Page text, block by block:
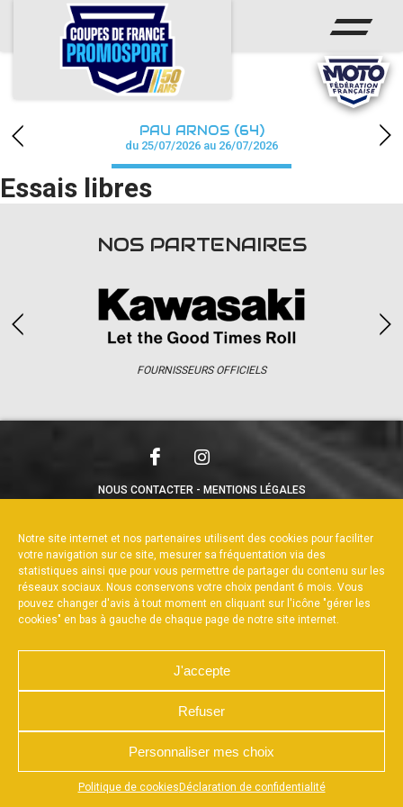
Notre site internet et nos partenaires utilisent des cookies pour faciliter
votre navigation sur ce site, mesurer sa fréquentation via des
statistiques ainsi que pour vous permettre de partager du contenu sur les
réseaux sociaux. Nous conservons votre choix pendant 6 mois. Vous
pouvez changer d'avis à tout moment en cliquant sur l'icône "gérer les
cookies" en bas à gauche de chaque page de notre site internet.
J'accepte
Refuser
Personnaliser mes choix
Politique de cookies Déclaration de confidentialité
Appuyez sur le bouton partager en bas de votre
ACCUEIL
ACTUS
CALENDRIER
CHAMPIONNAT
RÉSULTATS
accéder à la billetterie
PAU ARNOS (64)
du 25/07/2026 au 26/07/2026
Essais libres
NOS PARTENAIRES
FOURNISSEURS OFFICIELS
NOUS CONTACTER
MENTIONS LÉGALES
RÉALISÉ PAR L’AGENCE WEB A3WEB